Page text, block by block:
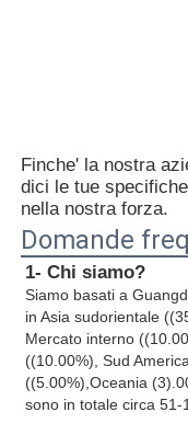
Finche' la nostra
dici le tue
nella nostra forza.
Domande
1- Chi siamo?
Siamo basati a
in Asia sudorientale
Mercato interno
((10.00%), Sud
((5.00%),Oceania
sono in totale circa 51-